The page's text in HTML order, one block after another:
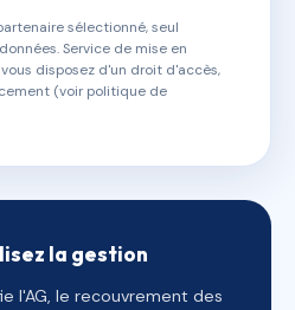
sélectionné, seul
Service de mise en
disposez d'un droit d'accès,
(voir politique de
la gestion
l'AG, le recouvrement des